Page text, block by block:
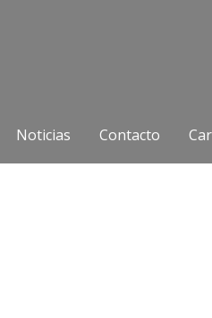
Noticias Contacto